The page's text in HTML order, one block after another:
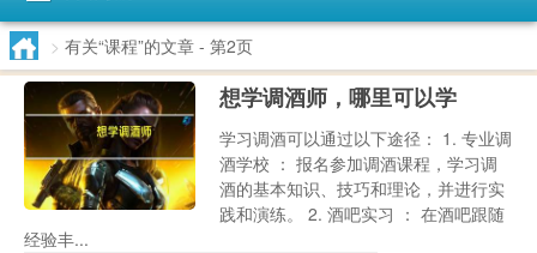
> 有关“课程”的文章 - 第2页
想学调酒师，哪里可以学
学习调酒可以通过以下途径： 1. 专业调
酒学校 ： 报名参加调酒课程，学习调
酒的基本知识、技巧和理论，并进行实
践和演练。 2. 酒吧实习 ： 在酒吧跟随
经验丰...